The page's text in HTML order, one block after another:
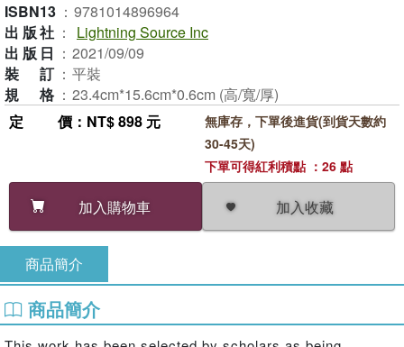
ISBN13 ： 9781014896964
出版社 ：
Lightning Source Inc
出版日 ： 2021/09/09
裝訂 ： 平裝
規格 ： 23.4cm*15.6cm*0.6cm (高/寬/厚)
定價 ：NT$ 898 元
加入購物車 加入收藏
無庫存，下單後進貨(到貨天數約
30-45天)
下單可得紅利積點 ：26 點
商品簡介
商品簡介